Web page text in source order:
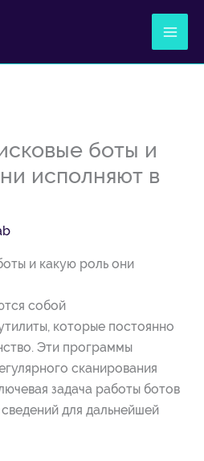
боты и
исполняют в
и какую роль они
собой
которые постоянно
Эти программы
сканирования
задача работы ботов
для дальнейшей